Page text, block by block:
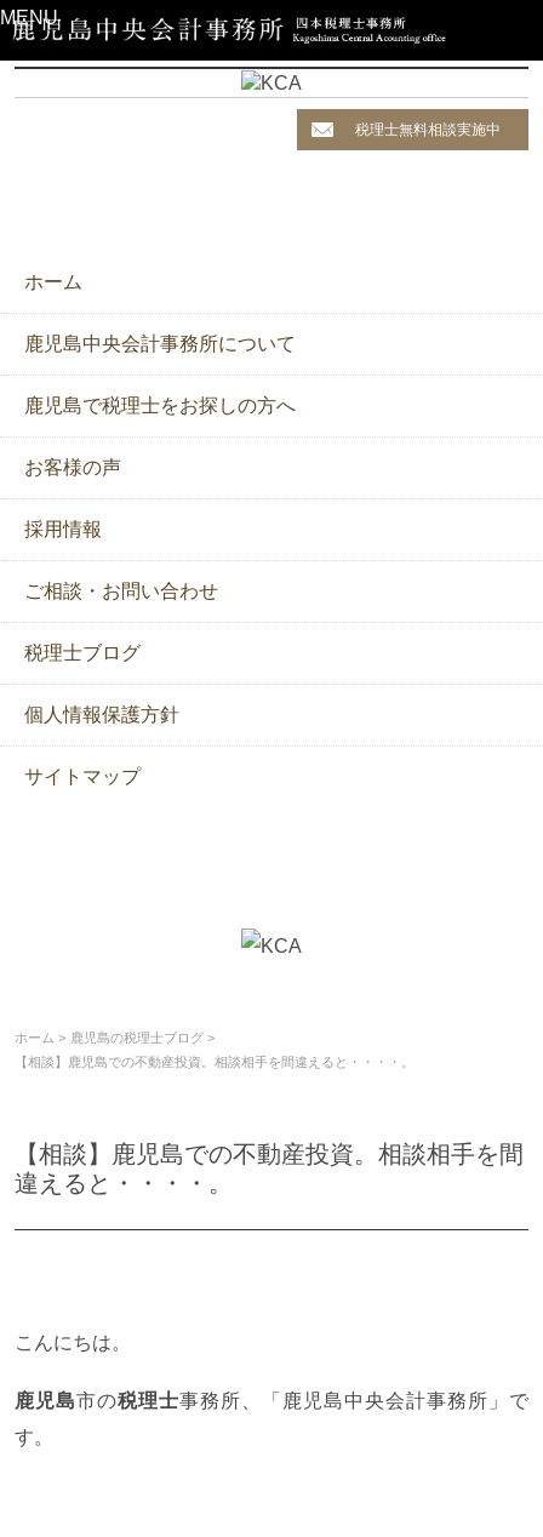
税理士無料相談実施中
MENU
ホーム
鹿児島中央会計事務所について
鹿児島で税理士をお探しの方へ
お客様の声
採用情報
ご相談・お問い合わせ
税理士ブログ
個人情報保護方針
サイトマップ
ホーム
鹿児島の税理士ブログ
【相談】鹿児島での不動産投資。相談相手を間違えると・・・・。
【相談】鹿児島での不動産投資。相談相手を間
違えると・・・・。
こんにちは。
鹿児島市の税理士事務所、「鹿児島中央会計事務所」で
す。